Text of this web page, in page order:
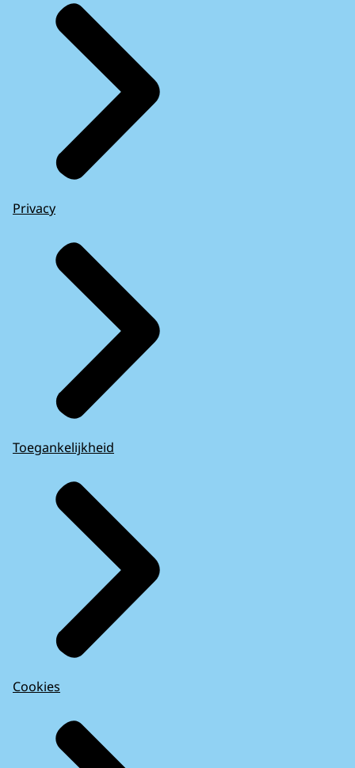
Privacy
Toegankelijkheid
Cookies